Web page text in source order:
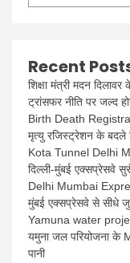
Recent
शिक्षा मंत्री मदन
ट्रांसफर नीति पर जल्द
Birth Death
मृत्यु रजिस्ट्रेशन के बदले
Kota Tunnel Delhi
दिल्ली-मुंबई एक्सप्रेसवे
Delhi Mumbai
मुंबई एक्सप्रेसवे से सीधे
Yamuna water
यमुना जल परियोजना के
पानी